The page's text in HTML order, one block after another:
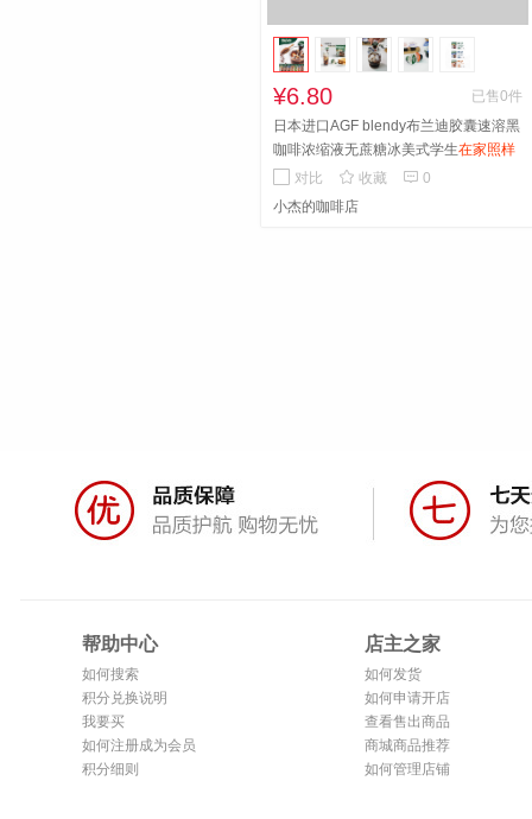
¥6.80
已售0件
日本进口AGF blendy布兰迪胶囊速溶黑
咖啡浓缩液无蔗糖冰美式学生在家照样
享受咖啡馆风情 甄选上等咖啡豆融入咖
啡香浓 好喝不胖
对比  收藏  0
小杰的咖啡店
帮助中心
如何搜索
积分兑换说明
我要买
如何注册成为会员
积分细则
店主之家
如何发货
如何申请开店
查看售出商品
商城商品推荐
如何管理店铺